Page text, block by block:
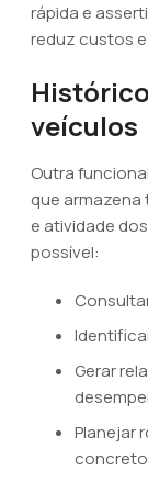
rápida e
reduz custos
veículos
Outra
que
e atividade
possível:
Gerar
Planejar